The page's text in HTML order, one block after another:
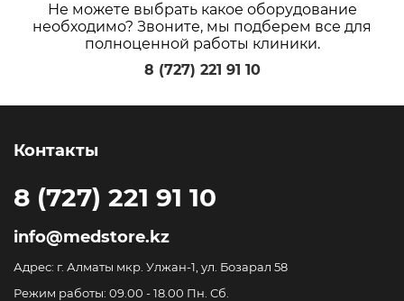
Не можете выбрать какое оборудование
необходимо? Звоните, мы подберем все для
полноценной работы клиники.
8 (727) 221 91 10
Контакты
8 (727) 221 91 10
info@medstore.kz
Адрес: г. Алматы мкр. Улжан-1, ул. Бозарал 58
Режим работы: 09.00 - 18.00 Пн. Сб.